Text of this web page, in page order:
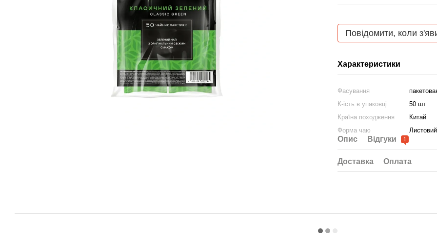
Повідомити, коли
Характеристики
Фасування
К-ість в упаковці
50 шт
Країна походження
Китай
Форма чаю
Листовий
Опис Відгуки 1
Доставка Оплата